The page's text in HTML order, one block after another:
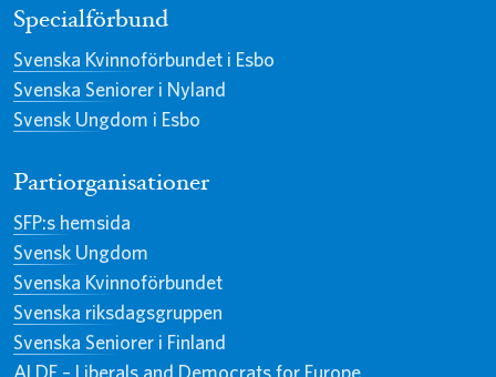
Specialförbund
Svenska Kvinnoförbundet i Esbo
Svenska Seniorer i Nyland
Svensk Ungdom i Esbo
Partiorganisationer
SFP:s hemsida
Svensk Ungdom
Svenska Kvinnoförbundet
Svenska riksdagsgruppen
Svenska Seniorer i Finland
ALDE – Liberals and Democrats for Europe